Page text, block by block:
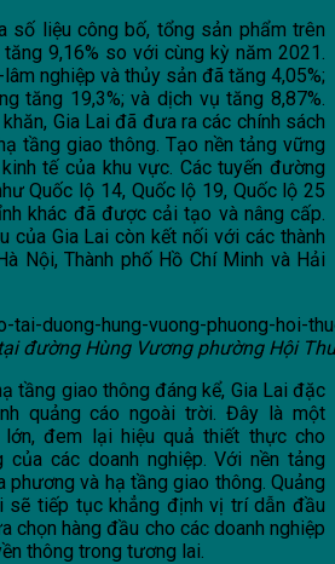
số liệu công bố, tổng sản phẩm trên
9,16% so với cùng kỳ năm 2021.
nghiệp và thủy sản đã tăng 4,05%;
tăng 19,3%; và dịch vụ tăng 8,87%.
Gia Lai đã đưa ra các chính sách
tầng giao thông. Tạo nền tảng vững
tế của khu vực. Các tuyến đường
Quốc lộ 14, Quốc lộ 19, Quốc lộ 25
khác đã được cải tạo và nâng cấp.
của Gia Lai còn kết nối với các thành
Nội, Thành phố Hồ Chí Minh và Hải
đường Hùng Vương phường Hội
tầng giao thông đáng kể, Gia Lai đặc
quảng cáo ngoài trời. Đây là một
đem lại hiệu quả thiết thực cho
của các doanh nghiệp. Với nền tảng
và hạ tầng giao thông. Quảng
sẽ tiếp tục khẳng định vị trí dẫn đầu
chọn hàng đầu cho các doanh nghiệp
thông trong tương lai.